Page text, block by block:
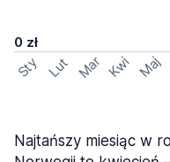
0 zł
Sty Lut Mar Kwi Maj
Najtańszy miesiąc w